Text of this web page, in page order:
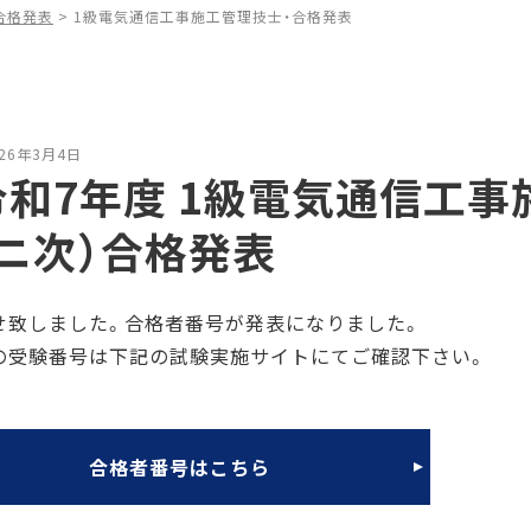
格発表 > 1級電気通信工事施工管理技士・合格発表
年3月4日
7年度 1級電気通信工事
次）合格発表
しました。合格者番号が発表になりました。
験番号は下記の試験実施サイトにてご確認下さい。
合格者番号はこちら